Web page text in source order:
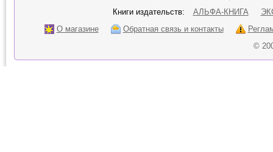
Книги издательств:
АЛЬФА-КНИГА
О магазине
Обратная связь и контакты
©